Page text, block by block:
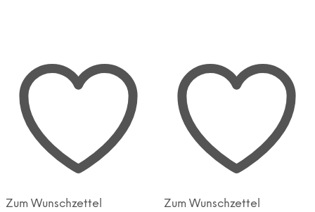
Zum Wunschzettel Zum Wunschzettel